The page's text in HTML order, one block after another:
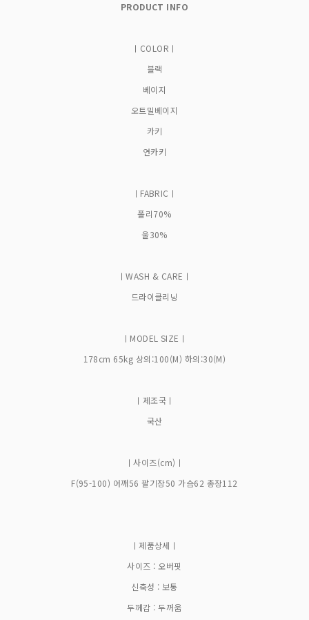
PRODUCT INFO
ㅣCOLORㅣ
블랙
베이지
오트밀베이지
카키
연카키
ㅣFABRICㅣ
폴리70%
울30%
ㅣWASH & CAREㅣ
드라이클리닝
ㅣMODEL SIZEㅣ
178cm 65kg 상의:100(M) 하의:30(M)
ㅣ제조국ㅣ
국산
ㅣ사이즈(cm)ㅣ
F(95-100) 어깨56 팔기장50 가슴62 총장112
ㅣ제품상세ㅣ
사이즈 : 오버핏
신축성 : 보통
두께감 : 두꺼움